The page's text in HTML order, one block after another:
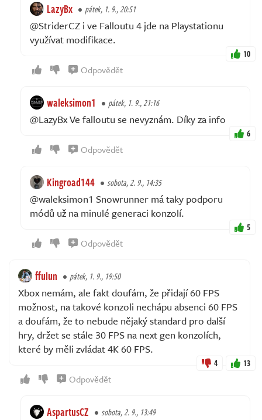
LazyBx pátek, 1. 9., 20:51
@StriderCZ i ve Falloutu 4 jde na Playstationu
využívat modifikace.
10
Odpovědět
waleksimon1 pátek, 1. 9., 21:16
@LazyBx Ve falloutu se nevyznám. Díky za info
6
Odpovědět
Kingroad144 sobota, 2. 9., 14:35
@waleksimon1 Snowrunner má taky podporu
módů už na minulé generaci konzolí.
5
Odpovědět
ffulun pátek, 1. 9., 19:50
Xbox nemám, ale fakt doufám, že přidají 60 FPS
možnost, na takové konzoli nechápu absenci 60 FPS
a doufám, že to nebude nějaký standard pro další
hry, držet se stále 30 FPS na next gen konzolích,
které by měli zvládat 4K 60 FPS.
4 13
Odpovědět
AspartusCZ sobota, 2. 9., 13:49